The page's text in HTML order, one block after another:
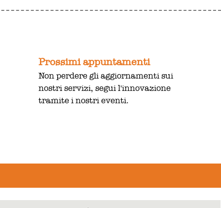
Prossimi appuntamenti
Non perdere gli aggiornamenti sui
nostri servizi, segui l'innovazione
tramite i nostri eventi.